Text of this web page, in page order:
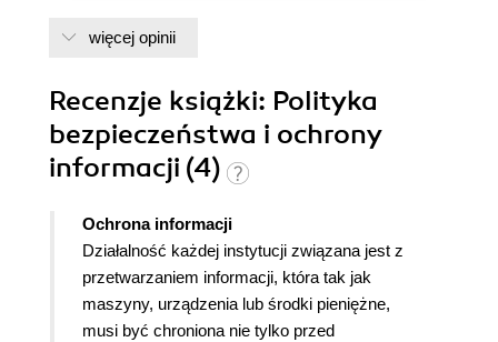
więcej opinii
Recenzje książki: Polityka
bezpieczeństwa i ochrony
informacji (4)
Ochrona informacji
Działalność każdej instytucji związana jest z
przetwarzaniem informacji, która tak jak
maszyny, urządzenia lub środki pieniężne,
musi być chroniona nie tylko przed